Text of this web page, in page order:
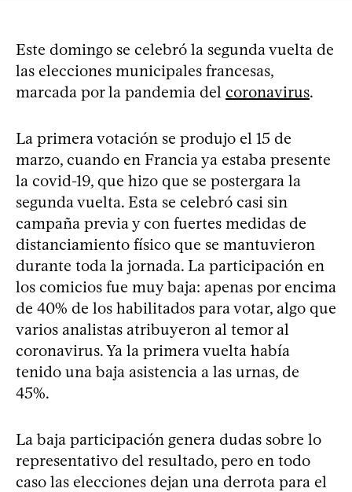
Este domingo se celebró la segunda vuelta de
las elecciones municipales francesas,
marcada por la pandemia del coronavirus.
La primera votación se produjo el 15 de
marzo, cuando en Francia ya estaba presente
la covid-19, que hizo que se postergara la
segunda vuelta. Esta se celebró casi sin
campaña previa y con fuertes medidas de
distanciamiento físico que se mantuvieron
durante toda la jornada. La participación en
los comicios fue muy baja: apenas por encima
de 40% de los habilitados para votar, algo que
varios analistas atribuyeron al temor al
coronavirus. Ya la primera vuelta había
tenido una baja asistencia a las urnas, de
45%.
La baja participación genera dudas sobre lo
representativo del resultado, pero en todo
caso las elecciones dejan una derrota para el